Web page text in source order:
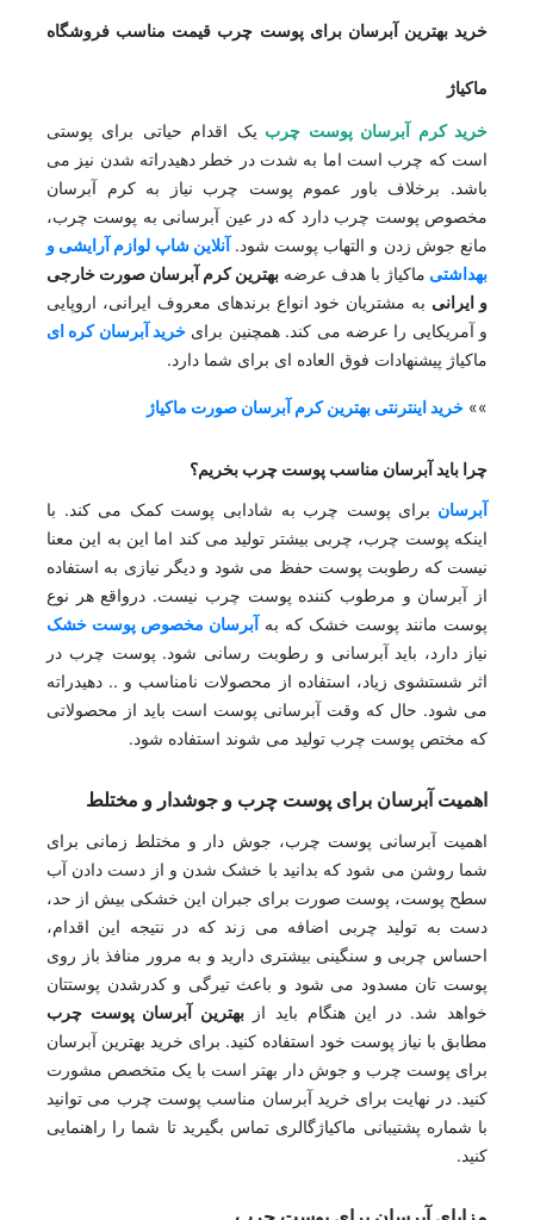
خرید بهترین آبرسان برای پوست چرب قیمت مناسب فروشگاه
ماکیاژ
خرید کرم آبرسان پوست چرب یک اقدام حیاتی برای پوستی
است که چرب است اما به شدت در خطر دهیدراته شدن نیز می
باشد. برخلاف باور عموم پوست چرب نیاز به کرم آبرسان
مخصوص پوست چرب دارد که در عین آبرسانی به پوست چرب،
مانع جوش زدن و التهاب پوست شود.آنلاین شاپ لوازم آرایشی و
بهداشتی ماکیاژ با هدف عرضه بهترین کرم آبرسان صورت خارجی
و ایرانی به مشتریان خود انواع برندهای معروف ایرانی، اروپایی
و آمریکایی را عرضه می کند. همچنین برای خرید آبرسان کره ای
ماکیاژ پیشنهادات فوق العاده ای برای شما دارد.
»» خرید اینترنتی بهترین کرم آبرسان صورت ماکیاژ
چرا باید آبرسان مناسب پوست چرب بخریم؟
آبرسان برای پوست چرب به شادابی پوست کمک می کند. با
اینکه پوست چرب، چربی بیشتر تولید می کند اما این به این معنا
نیست که رطوبت پوست حفظ می شود و دیگر نیازی به استفاده
از آبرسان و مرطوب کننده پوست چرب نیست. درواقع هر نوع
پوست مانند پوست خشک که به آبرسان مخصوص پوست خشک
نیاز دارد، باید آبرسانی و رطوبت رسانی شود. پوست چرب در
اثر شستشوی زیاد، استفاده از محصولات نامناسب و .. دهیدراته
می شود. حال که وقت آبرسانی پوست است باید از محصولاتی
که مختص پوست چرب تولید می شوند استفاده شود.
اهمیت آبرسان برای پوست چرب و جوشدار و مختلط
اهمیت آبرسانی پوست چرب، جوش دار و مختلط زمانی برای
شما روشن می شود که بدانید با خشک شدن و از دست دادن آب
سطح پوست، پوست صورت برای جبران این خشکی بیش از حد،
دست به تولید چربی اضافه می زند که در نتیجه این اقدام،
احساس چربی و سنگینی بیشتری دارید و به مرور منافذ باز روی
پوست تان مسدود می شود و باعث تیرگی و کدرشدن پوستتان
خواهد شد. در این هنگام باید ازبهترین آبرسان پوست چرب
مطابق با نیاز پوست خود استفاده کنید. برای خرید بهترین آبرسان
برای پوست چرب و جوش دار بهتر است با یک متخصص مشورت
کنید. در نهایت برای خرید آبرسان مناسب پوست چرب می توانید
با شماره پشتیبانی ماکیاژگالری تماس بگیرید تا شما را راهنمایی
کنید.